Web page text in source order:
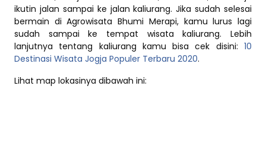
ikutin jalan sampai ke jalan kaliurang. Jika sudah selesai
bermain di Agrowisata Bhumi Merapi, kamu lurus lagi
sudah sampai ke tempat wisata kaliurang. Lebih
lanjutnya tentang kaliurang kamu bisa cek disini: 10
Destinasi Wisata Jogja Populer Terbaru 2020.
Lihat map lokasinya dibawah ini: